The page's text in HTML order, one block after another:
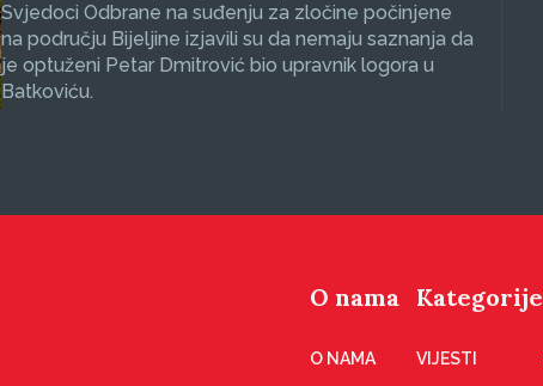
Svjedoci Odbrane na suđenju za zločine počinjene
na području Bijeljine izjavili su da nemaju saznanja da
je optuženi Petar Dmitrović bio upravnik logora u
Batkoviću.
O nama
O NAMA
Kategorije
VIJESTI